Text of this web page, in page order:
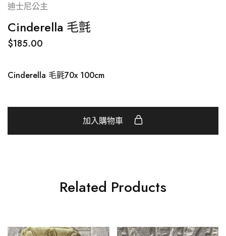
迪士尼公主
Cinderella 毛氈
$185.00
Cinderella 毛氈70x 100cm
加入購物車
Related Products